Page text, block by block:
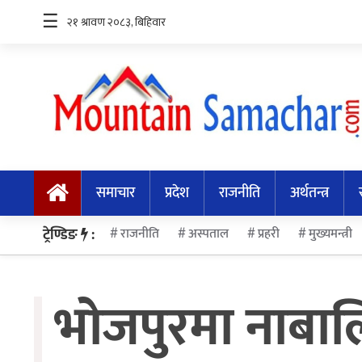
समाचार
प्रदेश
राजनीति
अर्थतन्त्र
अन्तर्राष्ट्रिय
मनोरन्जन
☰
समाचार प्रदेश राजनीति अर्थतन्त्र
ट्रेण्डिङ : राजनीति अस्पताल प्रहरी मुख्यमन्त्री
भोजपुरमा